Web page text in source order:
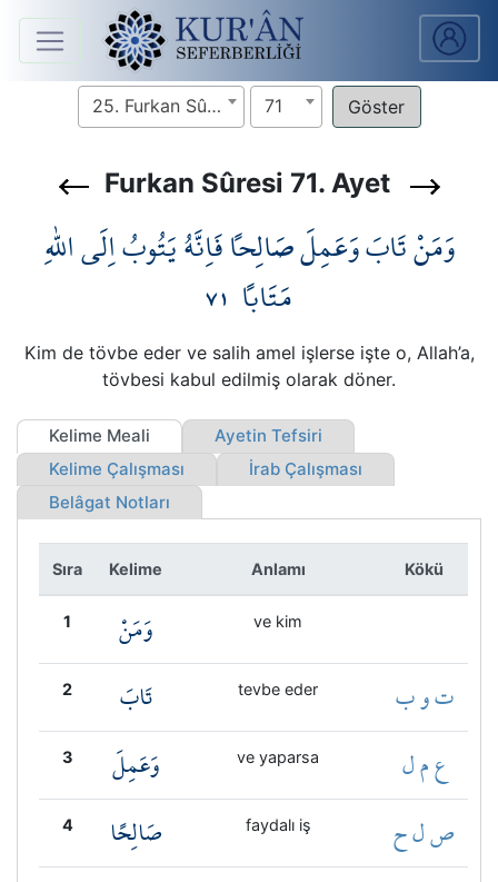
Anasayfa
Ders
V.
Notları
Kur'ân
Seferberliği
Kökler
Üyelik
25. Furkan Sûresi 71
Furkan Sûresi 71. Ayet
وَمَنْ تَابَ وَعَمِلَ صَالِحاً فَاِنَّهُ يَتُوبُ اِلَى اللّٰهِ
مَتَاباً ٧١
Kim de tövbe eder ve salih amel işlerse işte o, Allah’a,
tövbesi kabul edilmiş olarak döner.
Kelime Meali
Ayetin Tefsiri
Kelime Çalışması
İrab Çalışması
Belâgat Notları
Sıra Kelime Anlamı Kökü
1 وَمَنْ ve kim
2 تَابَ tevbe eder ت و ب
3 وَعَمِلَ ve yaparsa ع م ل
4 صَالِحًا faydalı iş ص ل ح